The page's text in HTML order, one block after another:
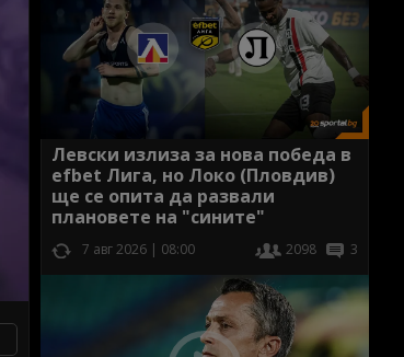
Левски излиза за нова победа в
efbet Лига, но Локо (Пловдив)
ще се опита да развали
плановете на "сините"
7 авг 2026 | 08:00 2098 3